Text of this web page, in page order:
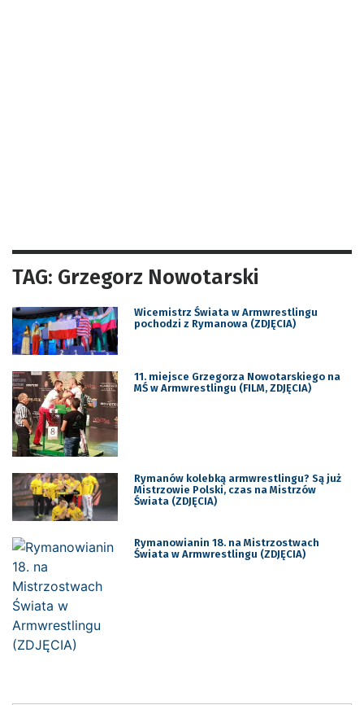
TAG: Grzegorz Nowotarski
Wicemistrz Świata w Armwrestlingu
pochodzi z Rymanowa (ZDJĘCIA)
11. miejsce Grzegorza Nowotarskiego na
MŚ w Armwrestlingu (FILM, ZDJĘCIA)
Rymanów kolebką armwrestlingu? Są już
Mistrzowie Polski, czas na Mistrzów
Świata (ZDJĘCIA)
Rymanowianin 18. na Mistrzostwach
Świata w Armwrestlingu (ZDJĘCIA)